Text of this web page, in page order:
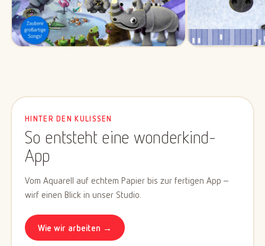
HINTER DEN KULISSEN
So entsteht eine wonderkind-
App
Vom Aquarell auf echtem Papier bis zur fertigen App –
wirf einen Blick in unser Studio.
Wie wir arbeiten →